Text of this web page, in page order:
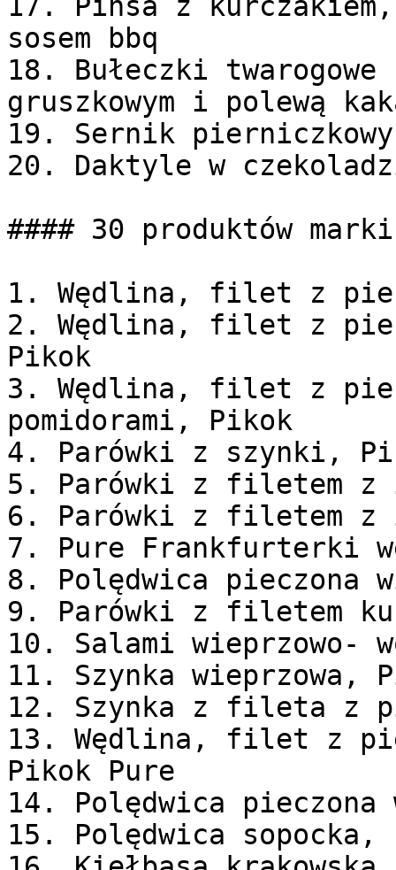
sosem bbq
18. Bułeczki
gruszkowym i polewą
19. Sernik pierniczkowy
20. Daktyle w
#### 30 produktów
1. Wędlina, filet z
2. Wędlina, filet z
Pikok
3. Wędlina, filet z
pomidorami, Pikok
4. Parówki z szynki,
5. Parówki z filetem
6. Parówki z filetem z
7. Pure Frankfurterki
8. Polędwica pieczona
9. Parówki z filetem
10. Salami wieprzowo-
11. Szynka wieprzowa,
12. Szynka z fileta z
13. Wędlina, filet z
Pikok Pure
14. Polędwica pieczona
15. Polędwica sopocka,